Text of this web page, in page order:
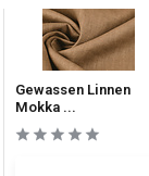
Gewassen Linnen
Mokka ...